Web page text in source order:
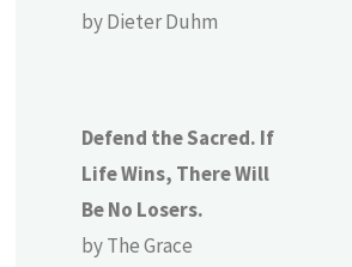
by Dieter Duhm
Defend the Sacred. If
Life Wins, There Will
Be No Losers.
by The Grace